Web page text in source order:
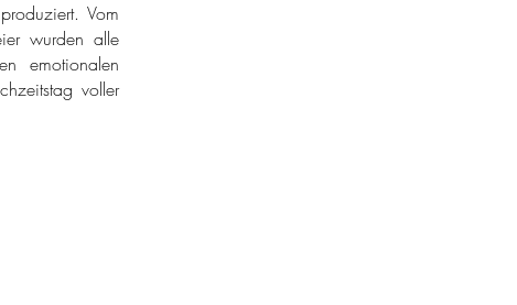
Vom
wurden alle
emotionalen
voller